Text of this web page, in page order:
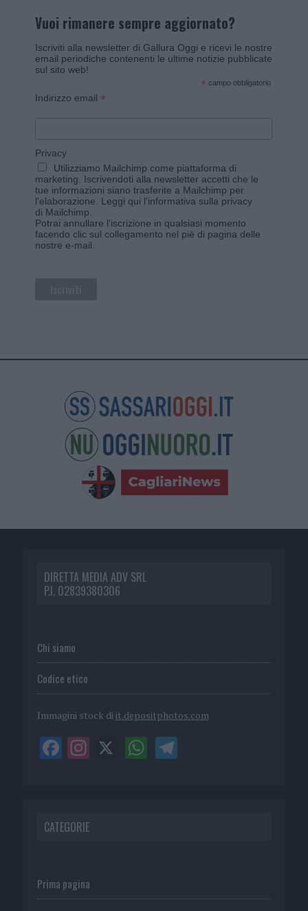
Vuoi rimanere sempre aggiornato?
Iscriviti alla newsletter di Gallura Oggi e ricevi le nostre
email periodiche contenenti le ultime notizie pubblicate
sul sito web!
* campo obbligatorio
Indirizzo email *
Privacy
Utilizziamo Mailchimp come piattaforma di
marketing. Iscrivendoti alla newsletter accetti che le
tue informazioni siano trasferite a Mailchimp per
l'elaborazione. Leggi qui l'informativa sulla privacy
di Mailchimp
Potrai annullare l'iscrizione in qualsiasi momento
facendo clic sul collegamento nel piè di pagina delle
nostre e-mail.
DIRETTA MEDIA ADV SRL
P.I. 02839380306
Chi siamo
Codice etico
Immagini stock di it.depositphotos.com
CATEGORIE
Prima pagina